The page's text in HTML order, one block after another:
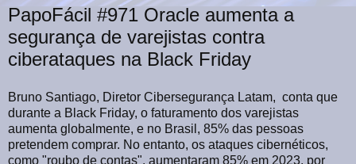
PapoFácil #971 Oracle aumenta a
segurança de varejistas contra
ciberataques na Black Friday
Bruno Santiago, Diretor Cibersegurança Latam, conta que
durante a Black Friday, o faturamento dos varejistas
aumenta globalmente, e no Brasil, 85% das pessoas
pretendem comprar. No entanto, os ataques cibernéticos,
como "roubo de contas", aumentaram 85% em 2023, por